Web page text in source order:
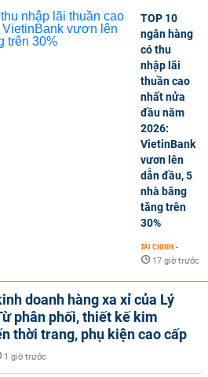
TOP 10
ngân hàng
có thu
nhập lãi
thuần cao
nhất nửa
đầu năm
2026:
VietinBank
vươn lên
dẫn đầu, 5
nhà băng
tăng trên
30%
TÀI CHÍNH -
17 giờ trước
doanh hàng xa xỉ của Lý
phân phối, thiết kế kim
thời trang, phụ kiện cao cấp
1 giờ trước